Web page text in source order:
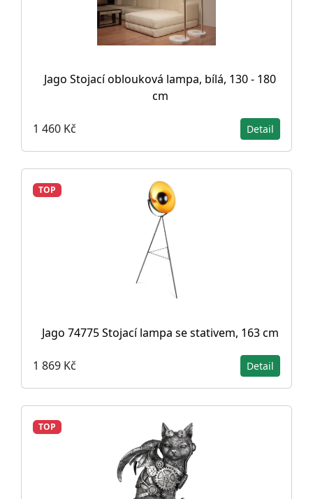
Jago Stojací oblouková lampa, bílá, 130 - 180
cm
1 460 Kč Detail
TOP
Jago 74775 Stojací lampa se stativem, 163 cm
1 869 Kč Detail
TOP